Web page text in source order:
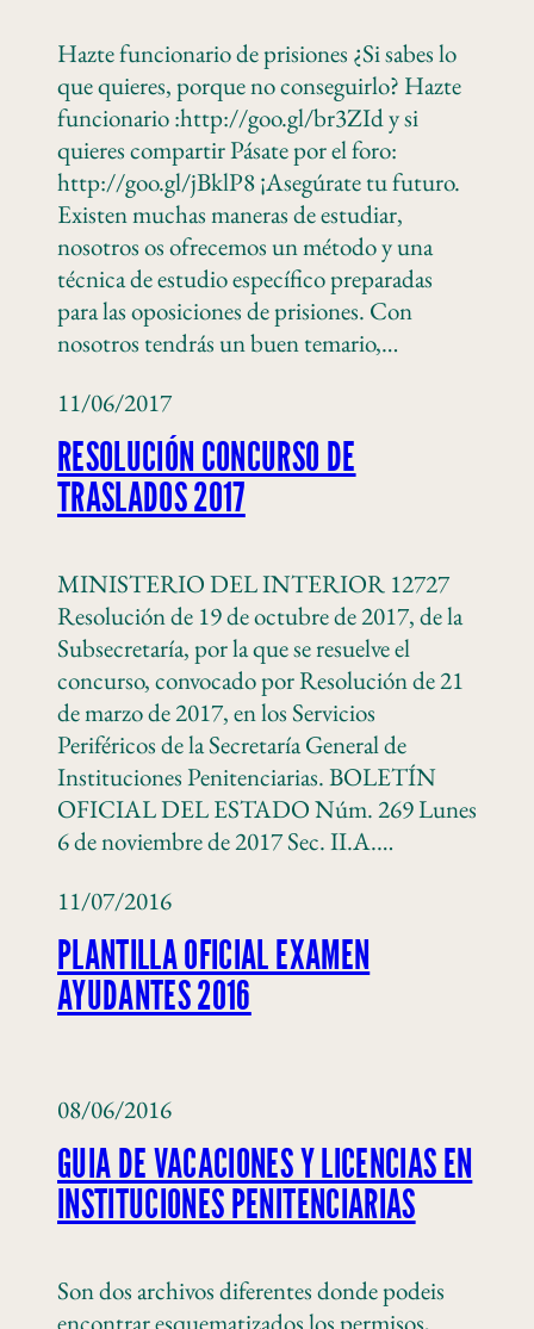
Hazte funcionario de prisiones ¿Si sabes lo
que quieres, porque no conseguirlo? Hazte
funcionario :http://goo.gl/br3ZId y si
quieres compartir Pásate por el foro:
http://goo.gl/jBklP8 ¡Asegúrate tu futuro.
Existen muchas maneras de estudiar,
nosotros os ofrecemos un método y una
técnica de estudio específico preparadas
para las oposiciones de prisiones. Con
nosotros tendrás un buen temario,…
11/06/2017
RESOLUCIÓN CONCURSO DE
TRASLADOS 2017
MINISTERIO DEL INTERIOR 12727
Resolución de 19 de octubre de 2017, de la
Subsecretaría, por la que se resuelve el
concurso, convocado por Resolución de 21
de marzo de 2017, en los Servicios
Periféricos de la Secretaría General de
Instituciones Penitenciarias. BOLETÍN
OFICIAL DEL ESTADO Núm. 269 Lunes
6 de noviembre de 2017 Sec. II.A.…
11/07/2016
PLANTILLA OFICIAL EXAMEN
AYUDANTES 2016
08/06/2016
GUIA DE VACACIONES Y LICENCIAS EN
INSTITUCIONES PENITENCIARIAS
Son dos archivos diferentes donde podeis